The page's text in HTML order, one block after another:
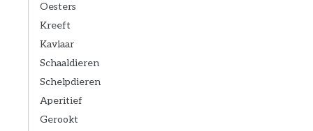
Oesters
Kreeft
Kaviaar
Schaaldieren
Schelpdieren
Aperitief
Gerookt